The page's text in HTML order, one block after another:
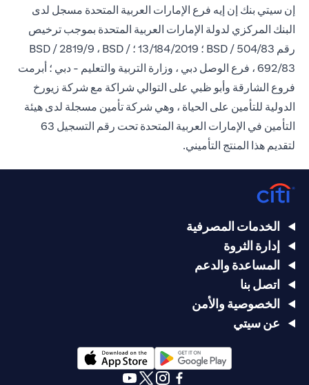
إن سيتي بنك إن إيه فرع الإمارات العربية المتحدة مسجل لدى
البنك المركزي لدولة الإمارات العربية المتحدة بموجب ترخيص
رقم BSD / 504/83 ؛ 13/184/2019 ؛ BSD / 2819/9 ، BSD /
692/83 ، فرع الوصل دبي ، وزارة التربية والتعليم - دبي ؛ أبرمت
فروع الشارقة وأبو ظبي على التوالي شراكة مع شركة زيورخ
الدولية للتأمين على الحياة ، وهي شركة تأمين مسجلة لدى هيئة
التأمين في الإمارات العربية المتحدة تحت رقم التسجيل 63
لتقديم هذا المنتج التأميني.
الخدمات المصرفية
إدارة الثروة
المساعدة والدعم
اتصل بنا
الخصوصية والأمن
عن سيتي
(opens in a new tab)